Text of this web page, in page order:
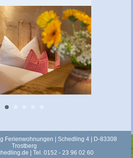
Ferienwohnungen | Schedling 4 | D-83308
Trostberg
| Tel. 0152 - 23 96 02 60